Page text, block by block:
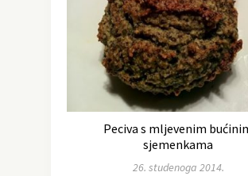
Peciva s mljevenim
sjemenkama
26. studenoga 2014.